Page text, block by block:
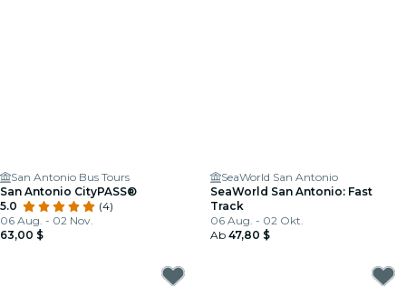
San Antonio Bus Tours
San Antonio CityPASS®
5.0
(4)
06 Aug. - 02 Nov.
63,00 $
SeaWorld San Antonio
SeaWorld San Antonio: Fast
Track
06 Aug. - 02 Okt.
Ab 47,80 $